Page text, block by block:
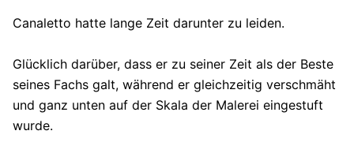
Canaletto hatte lange Zeit darunter zu leiden.
Glücklich darüber, dass er zu seiner Zeit als der Beste
seines Fachs galt, während er gleichzeitig verschmäht
und ganz unten auf der Skala der Malerei eingestuft
wurde.